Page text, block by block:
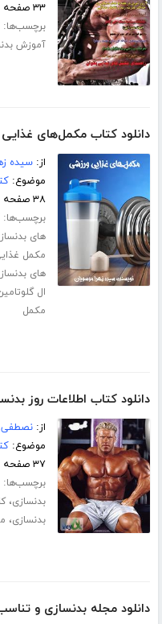
۳۳ صفحه
برچسب‌ها:
آموزش
دانلود کتاب مکمل‌های
از:سیده
موضوع:
۳۸ صفحه
برچسب‌ها:
های
مکمل
های
ال
مکمل
دانلود کتاب اطلاعات روز
از:
موضوع:
۳۷ صفحه
برچسب‌ها:
بدنسازی،
بدنسازی،
دانلود مجله بدنسازی و